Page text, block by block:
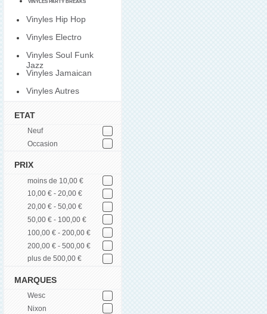
VINYLES PARTY BREAKS
Vinyles Hip Hop
Vinyles Electro
Vinyles Soul Funk
Jazz
Vinyles Jamaican
Vinyles Autres
ETAT
Neuf
Occasion
PRIX
moins de 10,00 €
10,00 € - 20,00 €
20,00 € - 50,00 €
50,00 € - 100,00 €
100,00 € - 200,00 €
200,00 € - 500,00 €
plus de 500,00 €
MARQUES
Wesc
Nixon